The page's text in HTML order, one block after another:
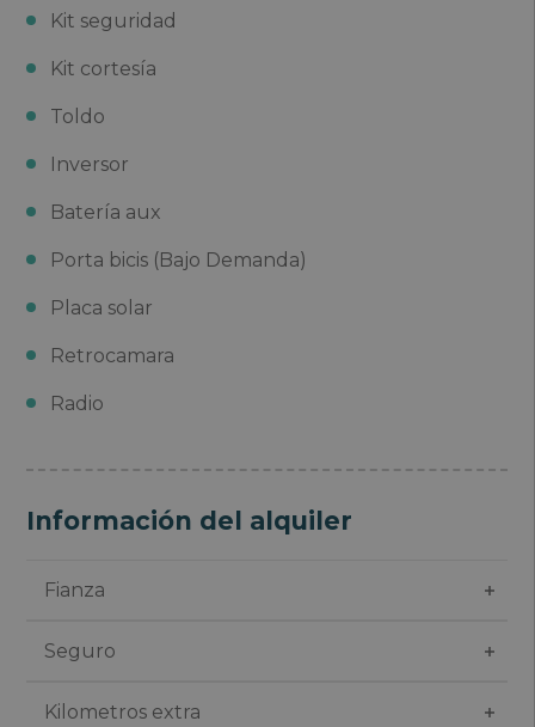
Kit seguridad
Kit cortesía
Toldo
Inversor
Batería aux
Porta bicis (Bajo Demanda)
Placa solar
Retrocamara
Radio
Información del alquiler
Fianza
Seguro
Kilometros extra